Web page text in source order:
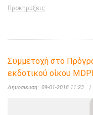
Προκηρύξεις
Συμμετοχή στο
εκδοτικού οίκου MDPI
Δημοσίευση: 09-01-2018 11:23 |